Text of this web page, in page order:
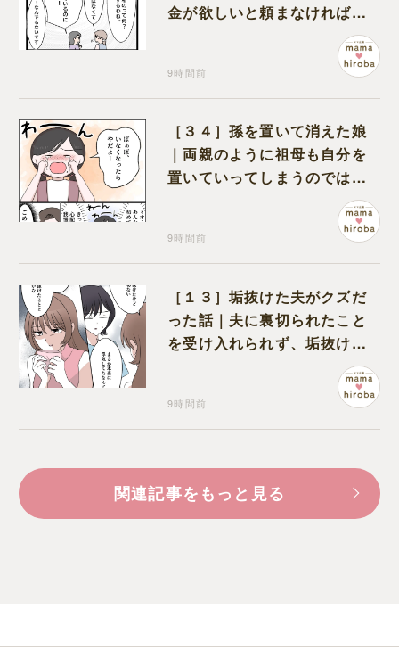
金が欲しいと頼まなければな
9時間前
［３４］孫を置いて消えた娘
｜両親のように祖母も自分を
置いていってしまうのでは？
と怯えて泣く孫に心が痛む
9時間前
［１３］垢抜けた夫がクズだ
った話｜夫に裏切られたこと
を受け入れられず、垢抜けた
ことが関係しているのかと嘆
9時間前
関連記事をもっと見る